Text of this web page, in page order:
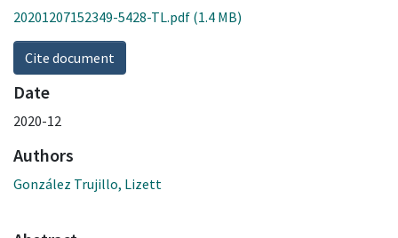
20201207152349-5428-TL.pdf (1.4 MB)
Cite document
Date
2020-12
Authors
González Trujillo, Lizett